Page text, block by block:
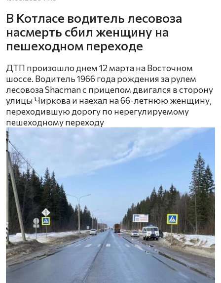
В Котласе водитель лесовоза
насмерть сбил женщину на
пешеходном переходе
ДТП произошло днем 12 марта на Восточном
шоссе. Водитель 1966 года рождения за рулем
лесовоза Shacman с прицепом двигался в сторону
улицы Чиркова и наехал на 66-летнюю женщину,
переходившую дорогу по нерегулируемому
пешеходному переходу